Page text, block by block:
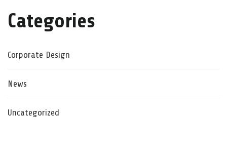
Categories
Corporate Design
News
Uncategorized